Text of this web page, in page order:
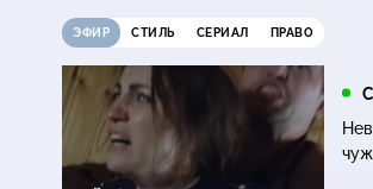
ЭФИР СТИЛЬ СЕРИАЛ ПРАВО
10:25
ЧП
11:00
ДНК